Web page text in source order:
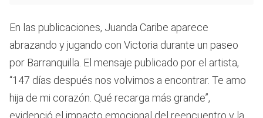
En las publicaciones, Juanda Caribe aparece
abrazando y jugando con Victoria durante un paseo
por Barranquilla. El mensaje publicado por el artista,
“147 días después nos volvimos a encontrar. Te amo
hija de mi corazón. Qué recarga más grande”,
evidenció el impacto emocional del reencuentro y la